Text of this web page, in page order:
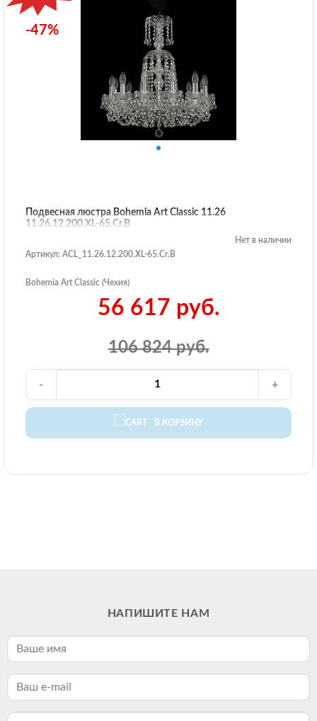
-47%
Подвесная люстра Bohemia Art Classic 11.26
11.26.12.200.XL-65.Cr.B
Нет в наличии
Артикул: ACL_11.26.12.200.XL-65.Cr.B
Bohemia Art Classic (Чехия)
106 824 руб.
56 617 руб.
В КОРЗИНУ
- +
НАПИШИТЕ НАМ